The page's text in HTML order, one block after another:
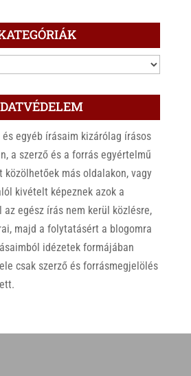
egyéb írásaim kizárólag írásos
a szerző és a forrás egyértelmű
más oldalakon, vagy
kivételt képeznek azok a
egész írás nem kerül közlésre,
majd a folytatásért a blogomra
idézetek formájában
csak szerző és forrásmegjelölés